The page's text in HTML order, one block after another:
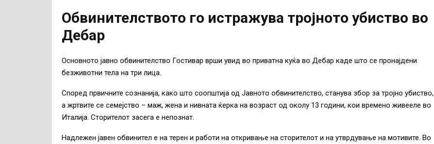
Обвинителството го истражува тројното убиство во
Дебар
Основното јавно обвинителство Гостивар врши увид во приватна куќа во Дебар каде што се пронајдени
безживотни тела на три лица.
Според првичните сознанија, како што соопштија од Јавното обвинителство, станува збор за тројно убиство,
а жртвите се семејство – маж, жена и нивната ќерка на возраст од околу 13 години, кои времено живееле во
Италија. Сторителот засега е непознат.
Надлежен јавен обвинител е на терен и работи на откривање на сторителот и на утврдување на мотивите. Во